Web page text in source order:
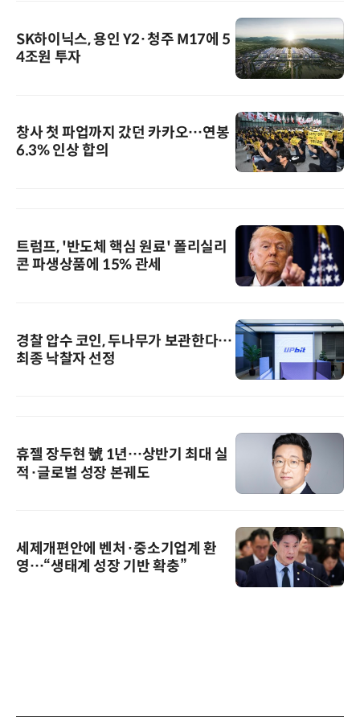
SK하이닉스, 용인 Y2·청주 M17에 5
4조원 투자
창사 첫 파업까지 갔던 카카오…연봉
6.3% 인상 합의
트럼프, '반도체 핵심 원료' 폴리실리
콘 파생상품에 15% 관세
경찰 압수 코인, 두나무가 보관한다…
최종 낙찰자 선정
휴젤 장두현 號 1년…상반기 최대 실
적·글로벌 성장 본궤도
세제개편안에 벤처·중소기업계 환
영…“생태계 성장 기반 확충”